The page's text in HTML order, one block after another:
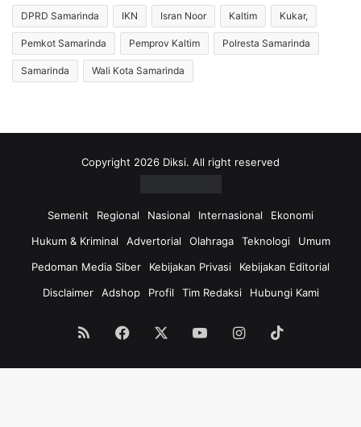
u
k
:
DPRD Samarinda IKN Isran Noor Kaltim Kukar,
Pemkot Samarinda Pemprov Kaltim Polresta Samarinda
Samarinda Wali Kota Samarinda
Copyright 2026 Diksi. All right reserved
Semenit Regional Nasional Internasional
Ekonomi
Hukum & Kriminal
Advertorial Olahraga Teknologi
Umum
Pedoman Media Siber
Kebijakan Privasi
Kebijakan Editorial
Disclaimer
Adshop Profil Tim Redaksi Hubungi Kami
RSS Facebook YouTubeInstagram